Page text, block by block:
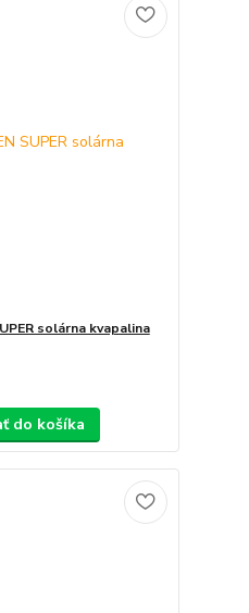
solárna kvapalina
do košíka